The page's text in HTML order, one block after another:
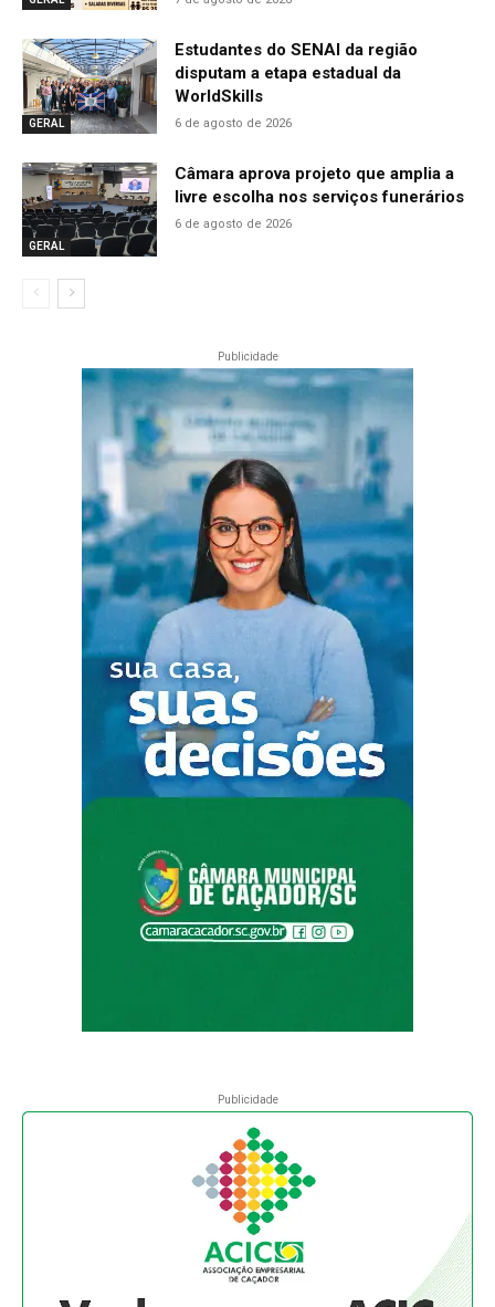
GERAL
Estudantes do SENAI da região
disputam a etapa estadual da
WorldSkills
6 de agosto de 2026
GERAL
Câmara aprova projeto que amplia a
livre escolha nos serviços funerários
6 de agosto de 2026
Publicidade
Publicidade